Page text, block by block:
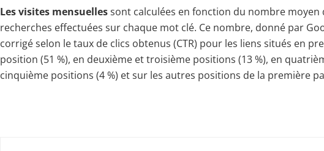
Les visites mensuellessont calculées en fonction du nombre moyen
recherches effectuées sur chaque mot clé. Ce nombre, donné par
corrigé selon le taux de clics obtenus (CTR) pour les liens situés en
position (51 %), en deuxième et troisième positions (13 %), en
cinquième positions (4 %) et sur les autres positions de la première